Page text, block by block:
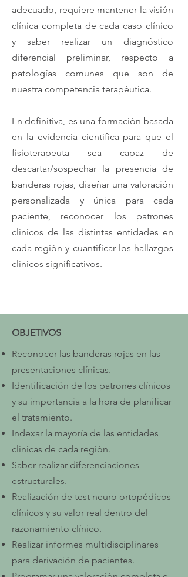
adecuado, requiere mantener la visión
clínica completa de cada caso clínico
y saber realizar un diagnóstico
diferencial preliminar, respecto a
patologías comunes que son de
nuestra competencia terapéutica.
En definitiva, es una formación basada
en la evidencia científica para que el
fisioterapeuta sea capaz de
descartar/sospechar la presencia de
banderas rojas, diseñar una valoración
personalizada y única para cada
paciente, reconocer los patrones
clínicos de las distintas entidades en
cada región y cuantificar los hallazgos
clínicos significativos.
OBJETIVOS
Reconocer las banderas rojas en las
presentaciones clínicas.
Identificación de los patrones clínicos
y su importancia a la hora de planificar
el tratamiento.
Indexar la mayoría de las entidades
clínicas de cada región.
Saber realizar diferenciaciones
estructurales.
Realización de test neuro ortopédicos
clínicos y su valor real dentro del
razonamiento clínico.
Realizar informes multidisciplinares
para derivación de pacientes.